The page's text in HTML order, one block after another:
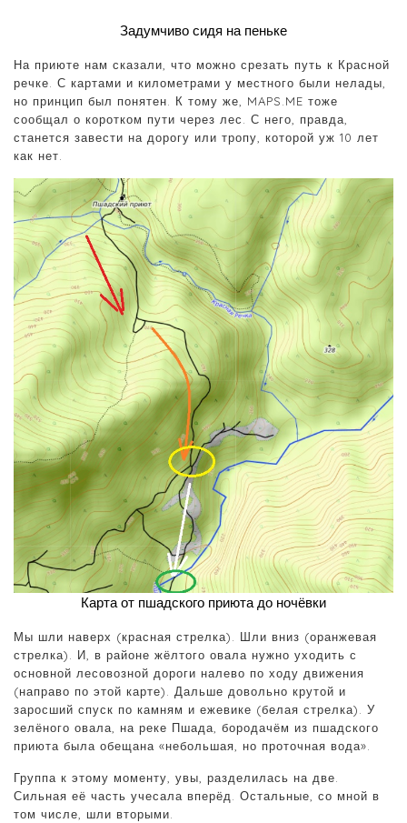
Задумчиво сидя на пеньке
На приюте нам сказали, что можно срезать путь к Красной
речке. С картами и километрами у местного были нелады,
но принцип был понятен. К тому же, MAPS.ME тоже
сообщал о коротком пути через лес. С него, правда,
станется завести на дорогу или тропу, которой уж 10 лет
как нет.
Карта от пшадского приюта до ночёвки
Мы шли наверх (красная стрелка). Шли вниз (оранжевая
стрелка). И, в районе жёлтого овала нужно уходить с
основной лесовозной дороги налево по ходу движения
(направо по этой карте). Дальше довольно крутой и
заросший спуск по камням и ежевике (белая стрелка). У
зелёного овала, на реке Пшада, бородачём из пшадского
приюта была обещана «небольшая, но проточная вода».
Группа к этому моменту, увы, разделилась на две.
Сильная её часть учесала вперёд. Остальные, со мной в
том числе, шли вторыми.